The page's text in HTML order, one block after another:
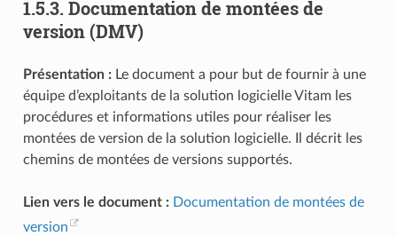
1.5.3. Documentation de montées de
version (DMV)
Présentation :Le document a pour but de fournir à une
équipe d’exploitants de la solution logicielle Vitam les
procédures et informations utiles pour réaliser les
montées de version de la solution logicielle. Il décrit les
chemins de montées de versions supportés.
Lien vers le document : Documentation de montées de
version